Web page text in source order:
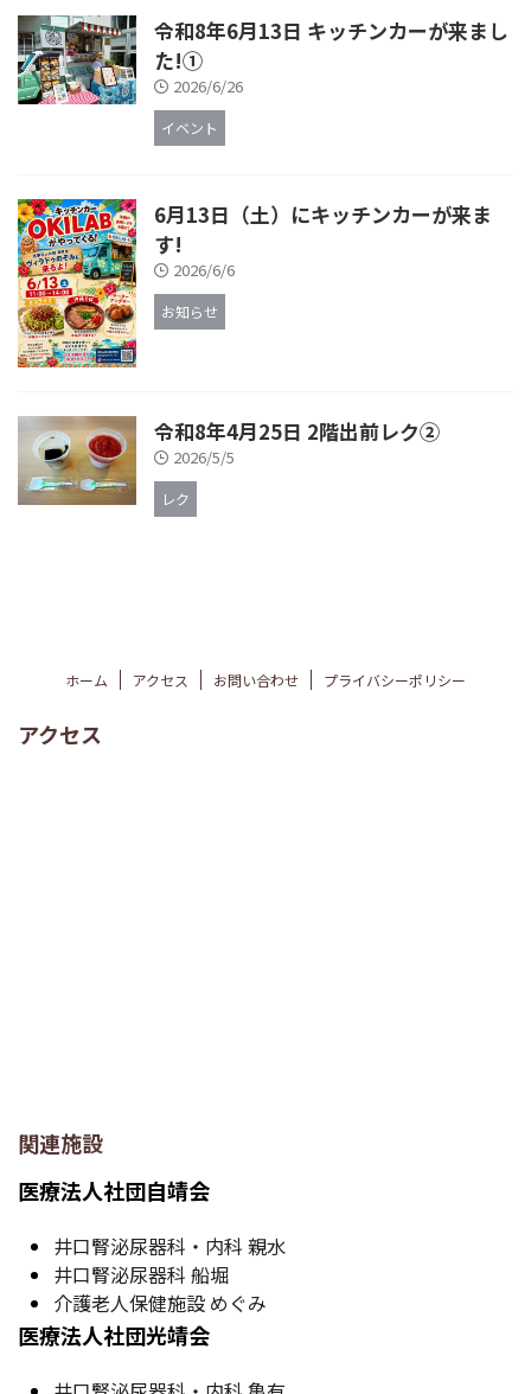
令和8年6月13日 キッチンカーが来まし
た!①
2026/6/26
イベント
6月13日（土）にキッチンカーが来ま
す!
2026/6/6
お知らせ
令和8年4月25日 2階出前レク②
2026/5/5
レク
ホーム アクセス お問い合わせ プライバシーポリシー
アクセス
関連施設
医療法人社団自靖会
井口腎泌尿器科・内科 親水
井口腎泌尿器科 船堀
介護老人保健施設 めぐみ
医療法人社団光靖会